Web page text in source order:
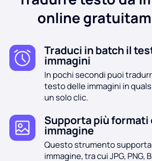
Generatore di sfondo AI
Diritti d'autore dell'immagine
Generatore di volti AI
Estensione dell'immagine AI
Ottimizzatore di immagini su
Comprimi PDF online
Converti PDF in Word online
Converti PDF in Excel online
Converti PDF in PPT online
JPG in PDF online
online
Traduci in batch il
immagini
In pochi secondi puoi
testo delle immagini in
un solo clic.
Supporta più formati
immagine
Questo strumento
immagine, tra cui JPG, PNG,